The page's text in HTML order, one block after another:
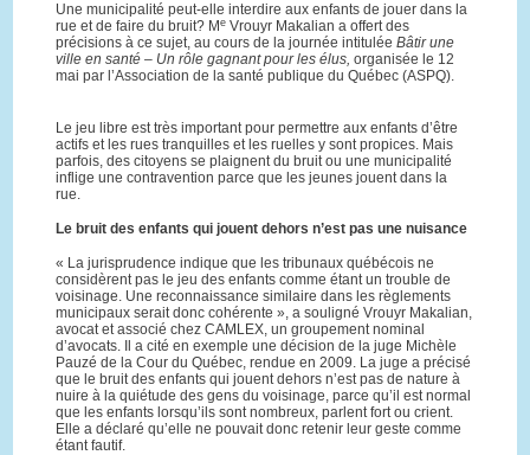
Une municipalité peut-elle interdire aux enfants de jouer dans la
rue et de faire du bruit? M eVrouyr Makalian a offert des
précisions à ce sujet, au cours de la journée intitulée Bâtir une
ville en santé – Un rôle gagnant pour les élus, organisée le 12
mai par l’Association de la santé publique du Québec (ASPQ).
Le jeu libre est très important pour permettre aux enfants d’être
actifs et les rues tranquilles et les ruelles y sont propices. Mais
parfois, des citoyens se plaignent du bruit ou une municipalité
inflige une contravention parce que les jeunes jouent dans la
rue.
Le bruit des enfants qui jouent dehors n’est pas une nuisance
« La jurisprudence indique que les tribunaux québécois ne
considèrent pas le jeu des enfants comme étant un trouble de
voisinage. Une reconnaissance similaire dans les règlements
municipaux serait donc cohérente », a souligné Vrouyr Makalian,
avocat et associé chez CAMLEX, un groupement nominal
d’avocats. Il a cité en exemple une décision de la juge Michèle
Pauzé de la Cour du Québec, rendue en 2009. La juge a précisé
que le bruit des enfants qui jouent dehors n’est pas de nature à
nuire à la quiétude des gens du voisinage, parce qu’il est normal
que les enfants lorsqu’ils sont nombreux, parlent fort ou crient.
Elle a déclaré qu’elle ne pouvait donc retenir leur geste comme
étant fautif.